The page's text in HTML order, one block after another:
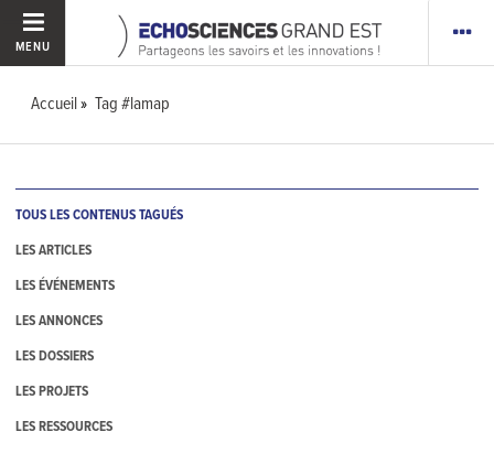
MENU
Accueil Tag #lamap
TOUS LES CONTENUS TAGUÉS
LES ARTICLES
LES ÉVÉNEMENTS
LES ANNONCES
LES DOSSIERS
LES PROJETS
LES RESSOURCES